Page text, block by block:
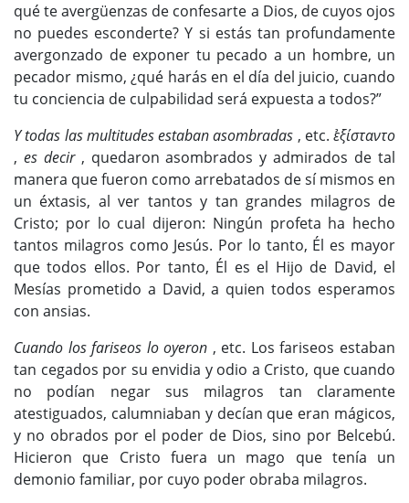
qué te avergüenzas de confesarte a Dios, de cuyos ojos
no puedes esconderte? Y si estás tan profundamente
avergonzado de exponer tu pecado a un hombre, un
pecador mismo, ¿qué harás en el día del juicio, cuando
tu conciencia de culpabilidad será expuesta a todos?”
Y todas las multitudes estaban asombradas , etc. ε̉ξίσταντο
, es decir, quedaron asombrados y admirados de tal
manera que fueron como arrebatados de sí mismos en
un éxtasis, al ver tantos y tan grandes milagros de
Cristo; por lo cual dijeron: Ningún profeta ha hecho
tantos milagros como Jesús. Por lo tanto, Él es mayor
que todos ellos. Por tanto, Él es el Hijo de David, el
Mesías prometido a David, a quien todos esperamos
con ansias.
Cuando los fariseos lo oyeron , etc. Los fariseos estaban
tan cegados por su envidia y odio a Cristo, que cuando
no podían negar sus milagros tan claramente
atestiguados, calumniaban y decían que eran mágicos,
y no obrados por el poder de Dios, sino por Belcebú.
Hicieron que Cristo fuera un mago que tenía un
demonio familiar, por cuyo poder obraba milagros.